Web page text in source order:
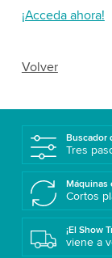
¡Acceda ahora!
Volver
Buscador
Tres
Máquinas
Cortos
¡El Show
viene a